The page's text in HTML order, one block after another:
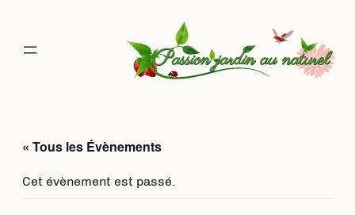
« Tous les Évènements
Cet évènement est passé.